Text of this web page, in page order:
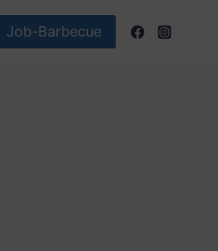
Job-Barbecue